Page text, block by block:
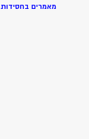
מאמרים בחסידות